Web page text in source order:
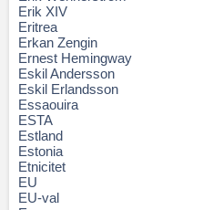
Erik XIV
Eritrea
Erkan Zengin
Ernest Hemingway
Eskil Andersson
Eskil Erlandsson
Essaouira
ESTA
Estland
Estonia
Etnicitet
EU
EU-val